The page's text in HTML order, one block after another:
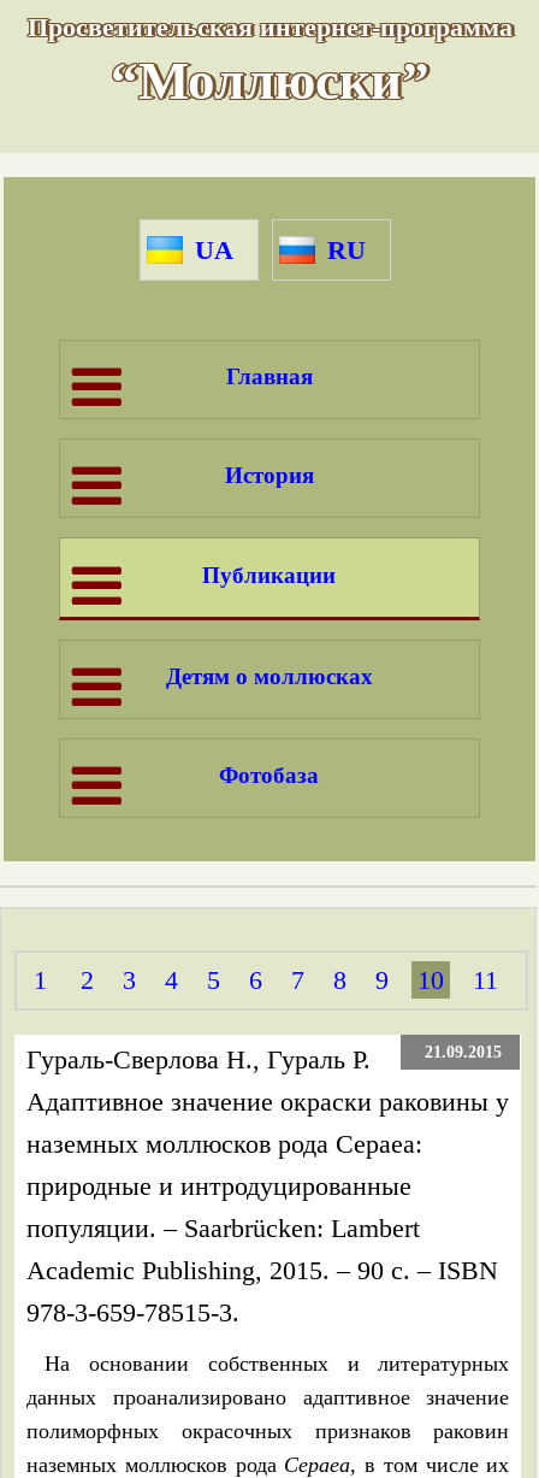
Просветительская интернет-программа
“Моллюски”
UA RU
Главная
История
Публикации
Детям о моллюсках
Фотобаза
1 2 3 4 5 6 7 8 9 10 11
21.09.2015
Гураль-Сверлова Н., Гураль Р.
Адаптивное значение окраски раковины у
наземных моллюсков рода Cepaea:
природные и интродуцированные
популяции. – Saarbrücken: Lambert
Academic Publishing, 2015. – 90 с. – ISBN
978-3-659-78515-3.
На основании собственных и литературных
данных проанализировано адаптивное значение
полиморфных окрасочных признаков раковин
наземных моллюсков рода Cepaea, в том числе их